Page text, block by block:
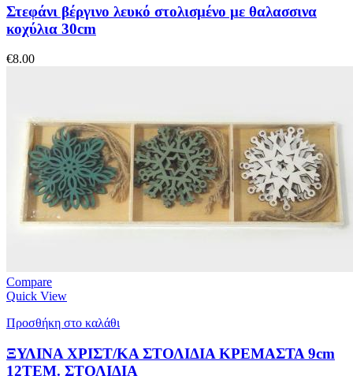
Στεφάνι βέργινο λευκό στολισμένο με θαλασσινα
κοχύλια 30cm
€8.00
Compare
Quick View
Προσθήκη στο καλάθι
ΞΥΛΙΝΑ ΧΡΙΣΤ/ΚΑ ΣΤΟΛΙΔΙΑ ΚΡΕΜΑΣΤΑ 9cm
12ΤΕΜ. ΣΤΟΛΙΔΙΑ